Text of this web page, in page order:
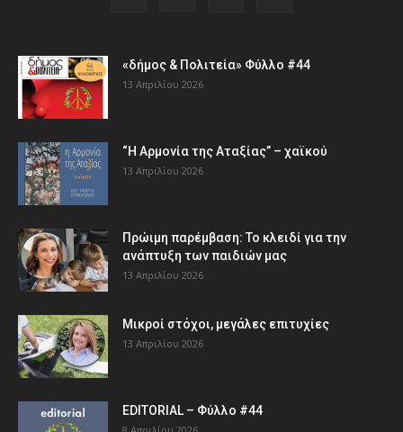
«δήμος & Πολιτεία» Φύλλο #44
13 Απριλίου 2026
“Η Αρμονία της Αταξίας” – χαϊκού
13 Απριλίου 2026
Πρώιμη παρέμβαση: Το κλειδί για την
ανάπτυξη των παιδιών µας
13 Απριλίου 2026
Μικροί στόχοι, μεγάλες επιτυχίες
13 Απριλίου 2026
EDITORIAL – Φύλλο #44